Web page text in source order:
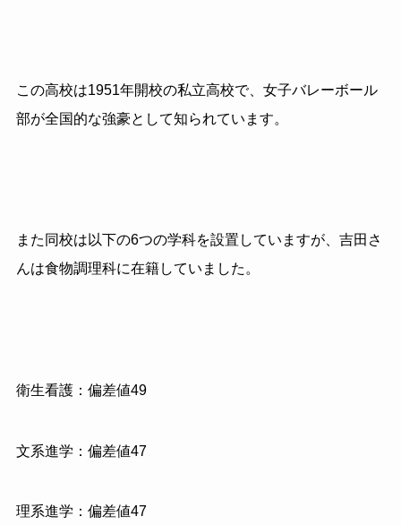
この高校は1951年開校の私立高校で、女子バレーボール
部が全国的な強豪として知られています。
また同校は以下の6つの学科を設置していますが、吉田さ
んは食物調理科に在籍していました。
衛生看護：偏差値49
文系進学：偏差値47
理系進学：偏差値47